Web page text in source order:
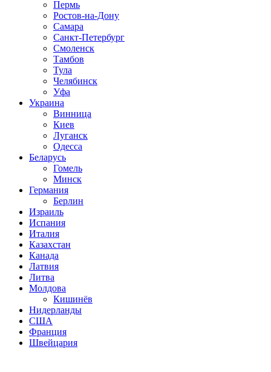
Пермь
Ростов-на-Дону
Самара
Санкт-Петербург
Смоленск
Тамбов
Тула
Челябинск
Уфа
Украина
Винница
Киев
Луганск
Одесса
Беларусь
Гомель
Минск
Германия
Берлин
Израиль
Испания
Италия
Казахстан
Канада
Латвия
Литва
Молдова
Кишинёв
Нидерланды
США
Франция
Швейцария